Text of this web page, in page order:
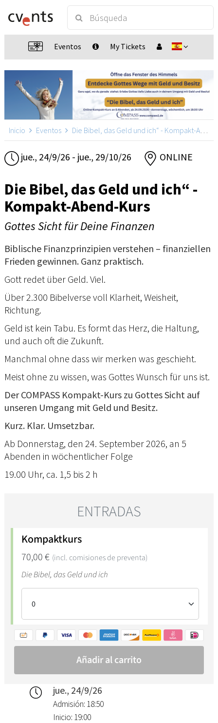
Eventos My Tickets
Inicio Eventos Die Bibel, das Geld und ich“ - Kompakt-Abend-Kurs
jue., 24/9/26 - jue., 29/10/26 ONLINE
Die Bibel, das Geld und ich“ -
Kompakt-Abend-Kurs
Gottes Sicht für Deine Finanzen
Biblische Finanzprinzipien verstehen – finanziellen
Frieden gewinnen. Ganz praktisch.
Gott redet über Geld. Viel.
Über 2.300 Bibelverse voll Klarheit, Weisheit,
Richtung.
Geld ist kein Tabu. Es formt das Herz, die Haltung,
und auch oft die Zukunft.
Manchmal ohne dass wir merken was geschieht.
Meist ohne zu wissen, was Gottes Wunsch für uns ist.
Der COMPASS Kompakt-Kurs zu Gottes Sicht auf
unseren Umgang mit Geld und Besitz.
Kurz. Klar. Umsetzbar.
Ab Donnerstag, den 24. September 2026, an 5
Abenden in wöchentlicher Folge
19.00 Uhr, ca. 1,5 bis 2 h
jue., 24/9/26
Admisión: 18:50
Inicio: 19:00